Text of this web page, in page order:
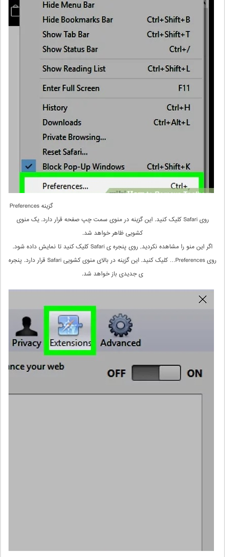
گزینه Preferences
روی Safari کلیک کنید. این گزینه در منوی سمت چپ صفحه قرار دارد. یک منوی
کشویی ظاهر خواهد شد.
اگر این منو را مشاهده نکردید, روی پنجره ی Safari کلیک کنید تا نمایش داده شود.
روی Preferences… کلیک کنید. این گزینه در بالای منوی کشویی Safari قرار دارد. پنجره
ی جدیدی باز خواهد شد.